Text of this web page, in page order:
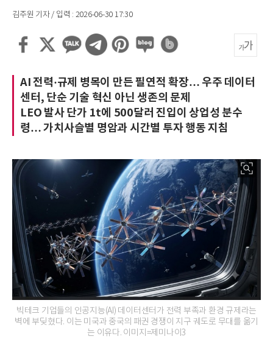
김주원 기자 / 입력 : 2026-06-30 17:30
AI 전력·규제 병목이 만든 필연적 확장… 우주 데이터
센터, 단순 기술 혁신 아닌 생존의 문제
LEO 발사 단가 1t에 500달러 진입이 상업성 분수
령… 가치사슬별 명암과 시간별 투자 행동 지침
빅테크 기업들의 인공지능(AI) 데이터센터가 전력 부족과 환경 규제라는
벽에 부딪혔다. 이는 미국과 중국의 패권 경쟁이 지구 궤도로 무대를 옮기
는 이유다. 이미지=제미나이3